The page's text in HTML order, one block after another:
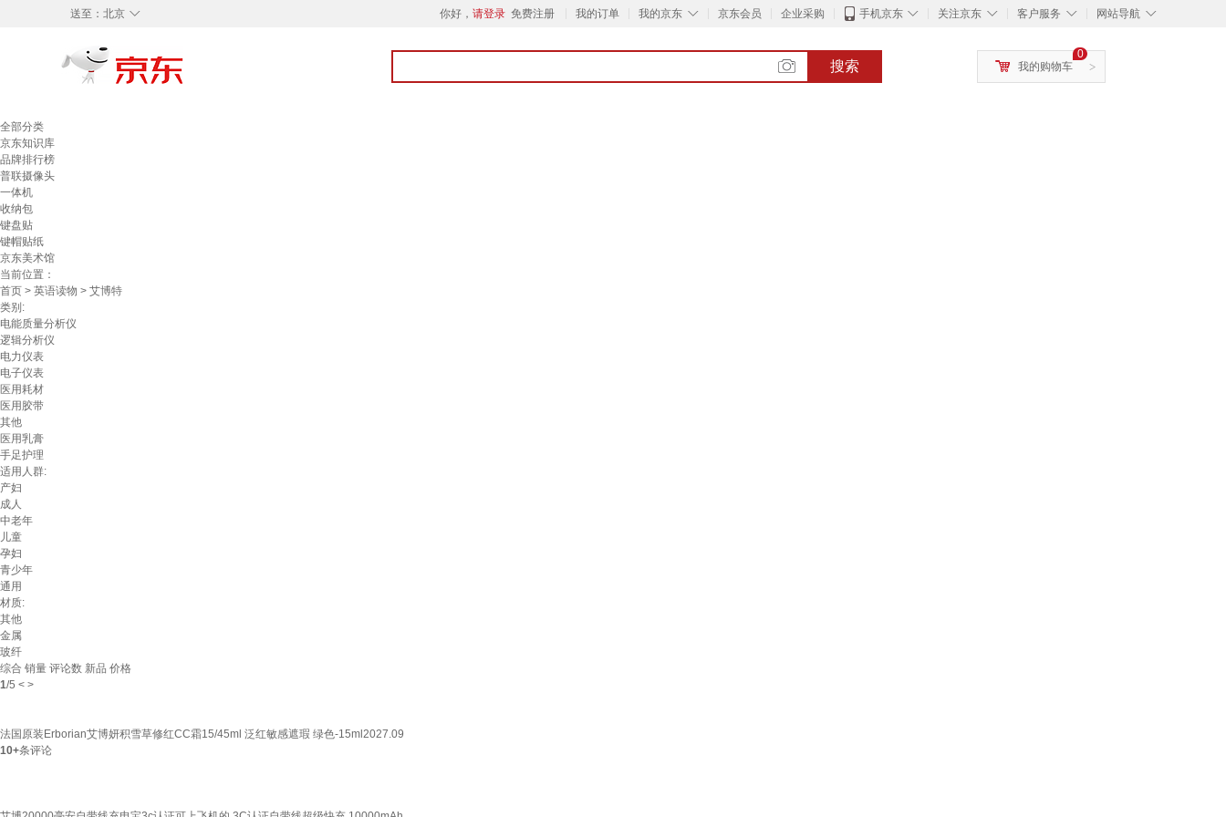
◇
送至： 北京 你好， 请登录 免费注册 我的订单 ◇
我的京东 京东会员 企业采购 ◇
手机京东 ◇
关注京东 ◇
客户服务 ◇
网站导航
搜索 >
0
我的购物车
全部分类
京东知识库
品牌排行榜
普联摄像头
一体机
收纳包
键盘贴
键帽贴纸
京东美术馆
当前位置：
首页 > 英语读物 > 艾博特
类别:
电能质量分析仪
逻辑分析仪
电力仪表
电子仪表
医用耗材
医用胶带
其他
医用乳膏
手足护理
适用人群:
产妇
成人
中老年
儿童
孕妇
青少年
通用
材质:
其他
金属
玻纤
综合 销量 评论数 新品 价格
1/5 < >
法国原装Erborian艾博妍积雪草修红CC霜15/45ml 泛红敏感遮瑕 绿色-15ml2027.09
10+条评论